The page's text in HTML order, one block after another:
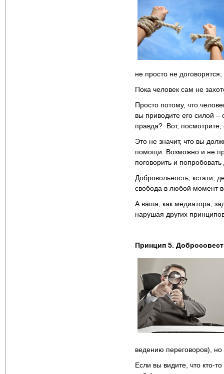
не просто не
Пока человек сам не
Просто потому, что
вы приводите его силой –
правда? Вот, посмотрите,
Это не значит, что вы
помощи. Возможно и не
поговорить и
Добровольность, кстати,
свобода в любой момент
А ваша, как медиатора,
нарушая других
Принцип 5.
ведению переговоров),
Если вы видите, что кто-